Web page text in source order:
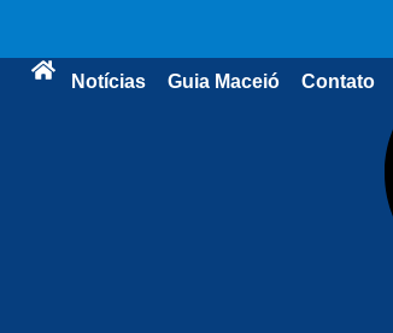
Notícias Guia Maceió Contato